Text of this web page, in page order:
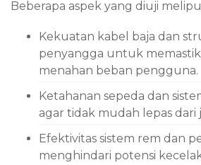
Beberapa aspek yang diuji
Kekuatan kabel baja dan
penyangga untuk
menahan beban pengguna.
Ketahanan sepeda dan
agar tidak mudah lepas dari
Efektivitas sistem rem dan
menghindari potensi